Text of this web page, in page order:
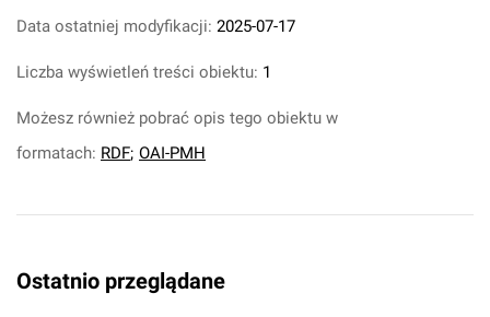
Data ostatniej modyfikacji: 2025-07-17
Liczba wyświetleń treści obiektu: 1
Możesz również pobrać opis tego obiektu w
formatach: RDF; OAI-PMH
Ostatnio przeglądane